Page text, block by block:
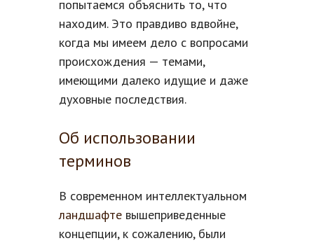
попытаемся объяснить то, что
находим. Это правдиво вдвойне,
когда мы имеем дело с вопросами
происхождения — темами,
имеющими далеко идущие и даже
духовные последствия.
Об использовании
терминов
В современном интеллектуальном
ландшафте вышеприведенные
концепции, к сожалению, были